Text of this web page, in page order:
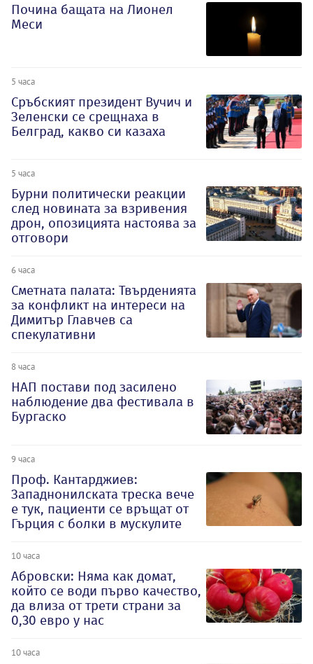
Почина бащата на Лионел
Меси
5 часа
Сръбският президент Вучич и
Зеленски се срещнаха в
Белград, какво си казаха
5 часа
Бурни политически реакции
след новината за взривения
дрон, опозицията настоява за
отговори
6 часа
Сметната палата: Твърденията
за конфликт на интереси на
Димитър Главчев са
спекулативни
8 часа
НАП постави под засилено
наблюдение два фестивала в
Бургаско
9 часа
Проф. Кантарджиев:
Западнонилската треска вече
е тук, пациенти се връщат от
Гърция с болки в мускулите
10 часа
Абровски: Няма как домат,
който се води първо качество,
да влиза от трети страни за
0,30 евро у нас
10 часа